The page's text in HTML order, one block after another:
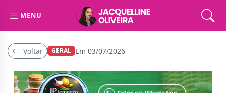
MENU
Voltar GERAL Em 03/07/2026